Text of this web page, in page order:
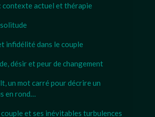
contexte actuel et thérapie
infidélité dans le couple
désir et peur de changement
un mot carré pour décrire un
en rond…
couple et ses inévitables turbulences